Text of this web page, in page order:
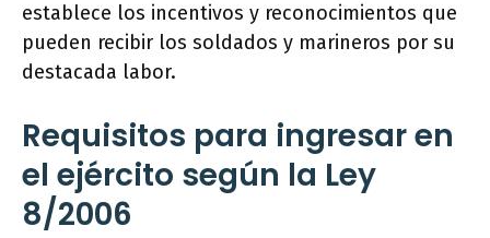
establece los incentivos y reconocimientos que
pueden recibir los soldados y marineros por su
destacada labor.
Requisitos para ingresar en
el ejército según la Ley
8/2006